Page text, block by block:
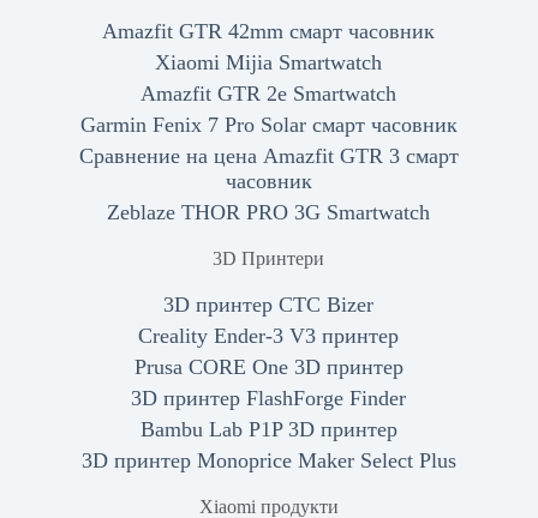
Amazfit GTR 42mm смарт часовник
Xiaomi Mijia Smartwatch
Amazfit GTR 2e Smartwatch
Garmin Fenix 7 Pro Solar смарт часовник
Сравнение на цена Amazfit GTR 3 смарт
часовник
Zeblaze THOR PRO 3G Smartwatch
3D Принтери
3D принтер CTC Bizer
Creality Ender-3 V3 принтер
Prusa CORE One 3D принтер
3D принтер FlashForge Finder
Bambu Lab P1P 3D принтер
3D принтер Monoprice Maker Select Plus
Xiaomi продукти